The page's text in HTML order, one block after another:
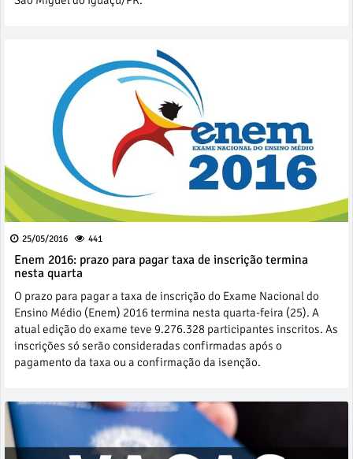
25/05/2016 441
Enem 2016: prazo para pagar taxa de inscrição termina
nesta quarta
O prazo para pagar a taxa de inscrição do Exame Nacional do
Ensino Médio (Enem) 2016 termina nesta quarta-feira (25). A
atual edição do exame teve 9.276.328 participantes inscritos. As
inscrições só serão consideradas confirmadas após o
pagamento da taxa ou a confirmação da isenção.